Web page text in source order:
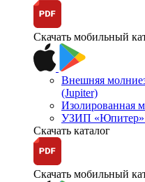
Скачать мобильный
Внешняя
(Jupiter)
Изолированная
УЗИП «Юпитер»
Скачать каталог
Скачать мобильный